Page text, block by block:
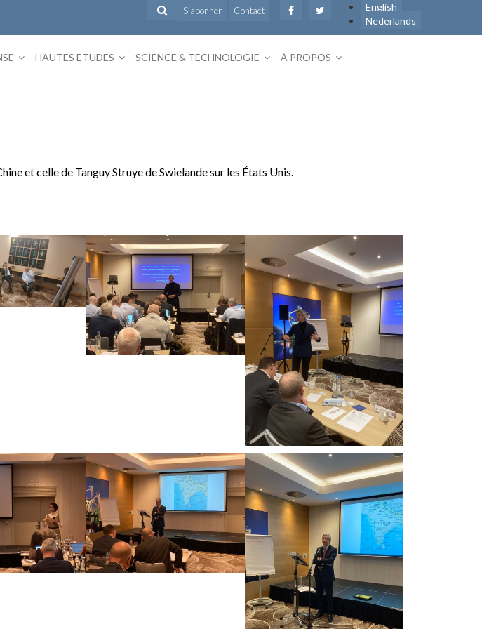
English
Nederlands
S’abonner Contact
HAUTES ÉTUDES SCIENCE & TECHNOLOGIE À PROPOS
et celle de Tanguy Struye de Swielande sur les États Unis.